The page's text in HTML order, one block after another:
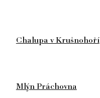
Chalupa v Krušnohoří
Mlýn Práchovna